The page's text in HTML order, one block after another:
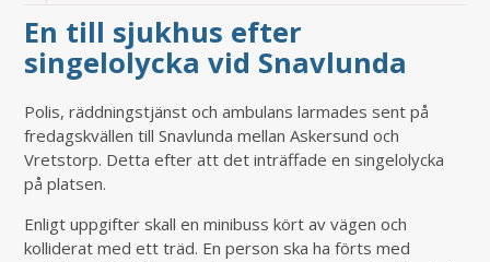
En till sjukhus efter
singelolycka vid Snavlunda
Polis, räddningstjänst och ambulans larmades sent på
fredagskvällen till Snavlunda mellan Askersund och
Vretstorp. Detta efter att det inträffade en singelolycka
på platsen.
Enligt uppgifter skall en minibuss kört av vägen och
kolliderat med ett träd. En person ska ha förts med